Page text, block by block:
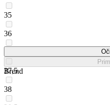
35
36
37,5
38
Brend